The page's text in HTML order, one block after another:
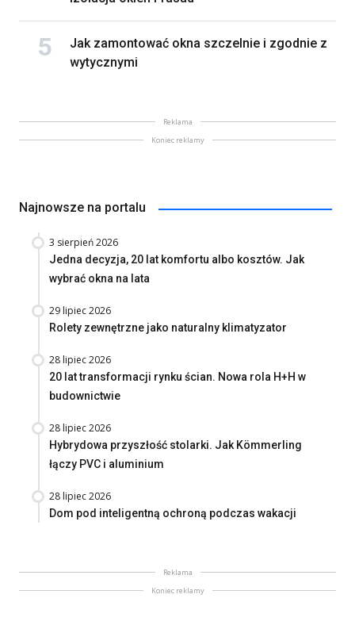
Jak zamontować okna szczelnie i zgodnie z
wytycznymi
Reklama
Koniec reklamy
Najnowsze na portalu
3 sierpień 2026
Jedna decyzja, 20 lat komfortu albo kosztów. Jak
wybrać okna na lata
29 lipiec 2026
Rolety zewnętrzne jako naturalny klimatyzator
28 lipiec 2026
20 lat transformacji rynku ścian. Nowa rola H+H w
budownictwie
28 lipiec 2026
Hybrydowa przyszłość stolarki. Jak Kömmerling
łączy PVC i aluminium
28 lipiec 2026
Dom pod inteligentną ochroną podczas wakacji
Reklama
Koniec reklamy